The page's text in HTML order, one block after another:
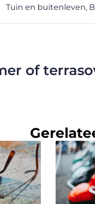
Tuin en buitenleven,